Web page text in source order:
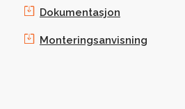
Dokumentasjon
Monteringsanvisning